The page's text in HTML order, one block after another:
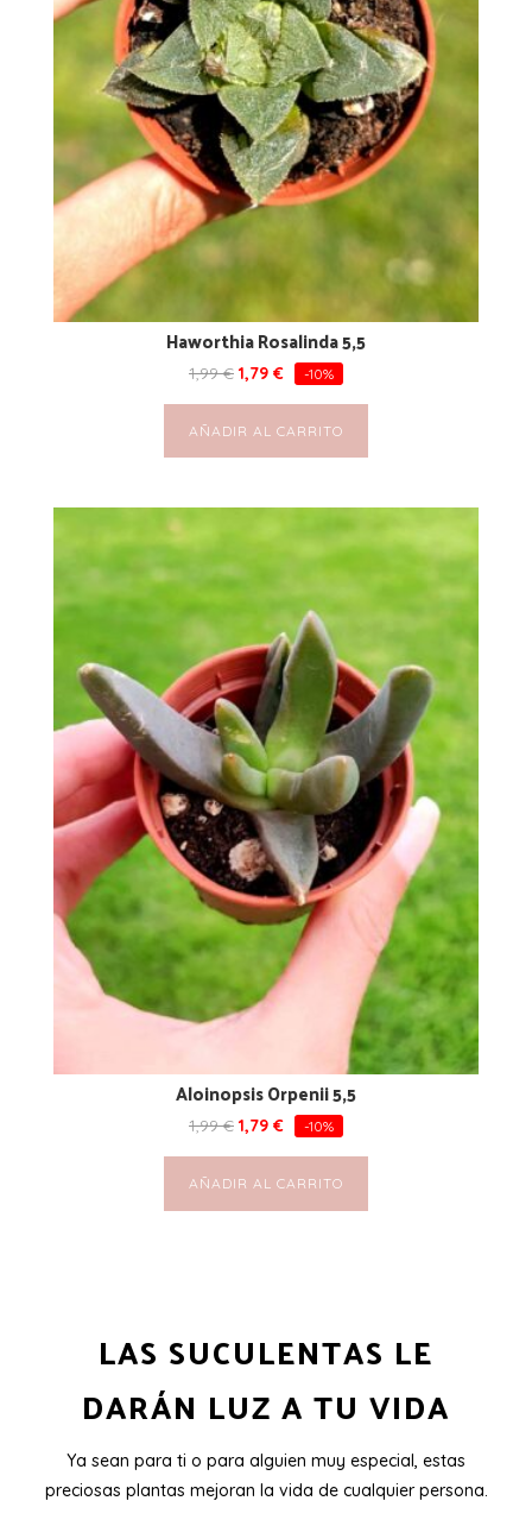
Haworthia Rosalinda 5,5
1,99€ 1,79 € -10%
AÑADIR AL CARRITO
Aloinopsis Orpenii 5,5
1,99€ 1,79 € -10%
AÑADIR AL CARRITO
LAS SUCULENTAS LE
DARÁN LUZ A TU VIDA
Ya sean para ti o para alguien muy especial, estas
preciosas plantas mejoran la vida de cualquier persona.